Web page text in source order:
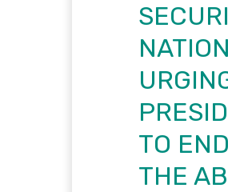
TO
THE